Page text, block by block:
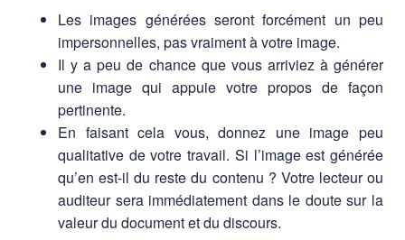
Les images générées seront forcément un peu
impersonnelles, pas vraiment à votre image.
Il y a peu de chance que vous arriviez à générer
une image qui appuie votre propos de façon
pertinente.
En faisant cela vous, donnez une image peu
qualitative de votre travail. Si l’image est générée
qu’en est-il du reste du contenu ? Votre lecteur ou
auditeur sera immédiatement dans le doute sur la
valeur du document et du discours.